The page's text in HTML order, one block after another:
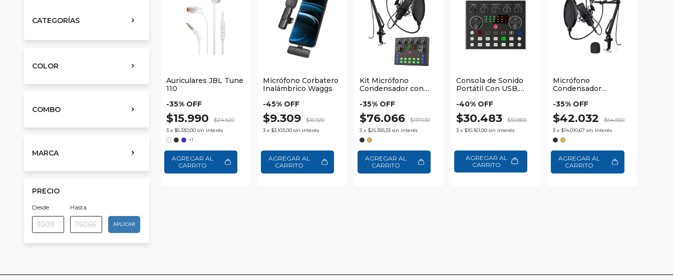
CATEGORÍAS
COLOR
COMBO
MARCA
PRECIO
Desde Hasta
APLICAR
Auriculares JBL Tune
110
-35% OFF
$15.990 $24.620
3 x $5.330,00 sin interés
+1
AGREGAR AL
CARRITO
Micrófono Corbatero
Inalámbrico Waggs
-45% OFF
$9.309 $16.920
3 x $3.103,00 sin interés
AGREGAR AL
CARRITO
Kit Micrófono
Condensador con
Consola de Sonido
Waggs
-35% OFF
$76.066 $117.030
3 x $25.355,33 sin interés
AGREGAR AL
CARRITO
Consola de Sonido
Portátil Con USB,
Integrados Waggs
-40% OFF
$30.483 $50.800
3 x $10.161,00 sin interés
Micrófono
Condensador
Brazo Waggs
-35% OFF
$42.032 $64.660
3 x $14.010,67 sin interés
AGREGAR AL
CARRITO